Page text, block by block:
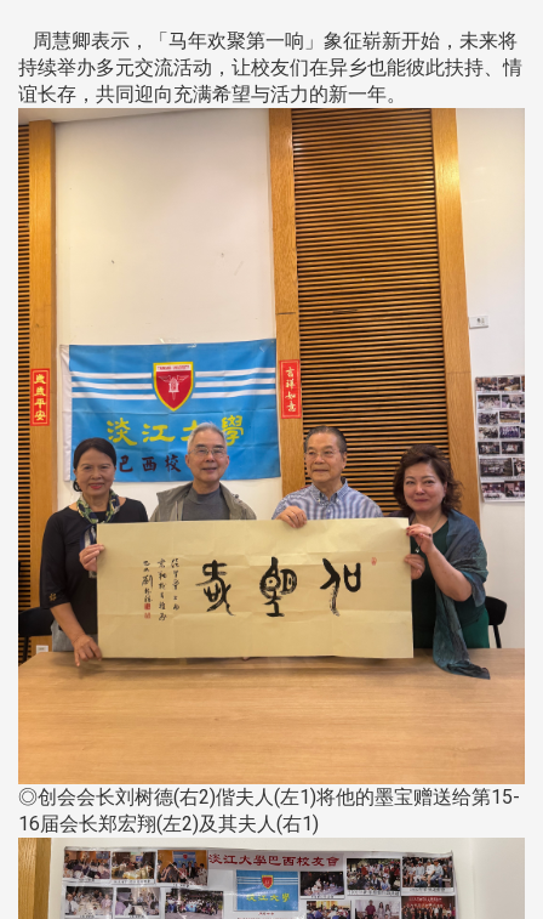
周慧卿表示，「马年欢聚第一响」象征崭新开始，未来将
持续举办多元交流活动，让校友们在异乡也能彼此扶持、情
谊长存，共同迎向充满希望与活力的新一年。
◎创会会长刘树德(右2)偕夫人(左1)将他的墨宝赠送给第15-
16届会长郑宏翔(左2)及其夫人(右1)